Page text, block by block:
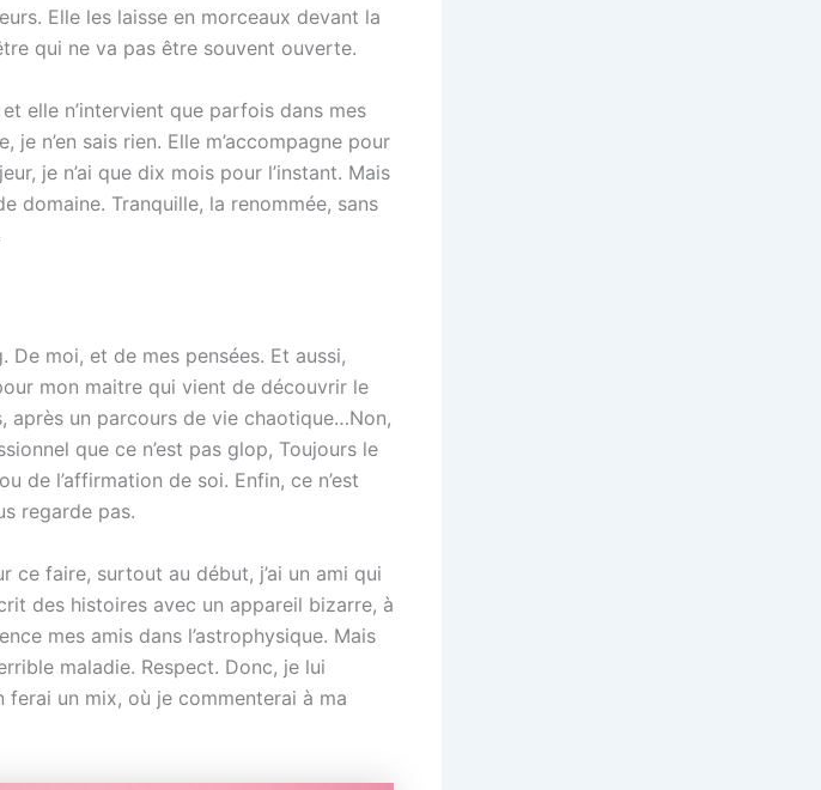
Elle les laisse en morceaux devant la
qui ne va pas être souvent ouverte.
elle n’intervient que parfois dans mes
n’en sais rien. Elle m’accompagne pour
je n’ai que dix mois pour l’instant. Mais
domaine. Tranquille, la renommée, sans
De moi, et de mes pensées. Et aussi,
mon maitre qui vient de découvrir le
après un parcours de vie chaotique…Non,
que ce n’est pas glop, Toujours le
de l’affirmation de soi. Enfin, ce n’est
regarde pas.
ce faire, surtout au début, j’ai un ami qui
des histoires avec un appareil bizarre, à
mes amis dans l’astrophysique. Mais
maladie. Respect. Donc, je lui
ferai un mix, où je commenterai à ma